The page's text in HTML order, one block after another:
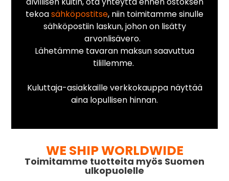
tekoasähköpostitse, niin toimitamme sinulle
sähköpostiin laskun, johon on lisätty
arvonlisävero.
Lähetämme tavaran maksun saavuttua
tilillemme.
Kuluttaja-asiakkaille verkkokauppa näyttää
aina lopullisen hinnan.
WE SHIP WORLDWIDE
Toimitamme tuotteita myös Suomen
ulkopuolelle